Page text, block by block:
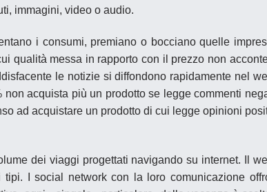
immagini, video o audio.
i consumi, premiano o bocciano quelle
qualità messa in rapporto con il prezzo non
le notizie si diffondono rapidamente nel
acquista più un prodotto se legge commenti
ad acquistare un prodotto di cui legge opinioni
dei viaggi progettati navigando su internet. Il
I social network con la loro comunicazione